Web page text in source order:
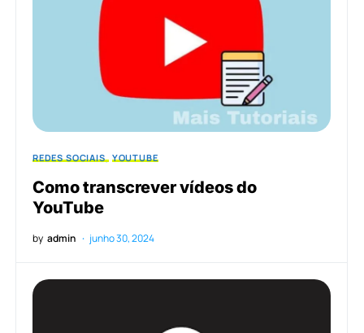
REDES SOCIAIS YOUTUBE
Como transcrever vídeos do
YouTube
by admin junho 30, 2024